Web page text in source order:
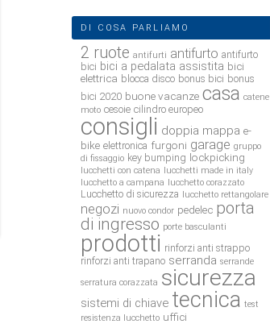
DI COSA PARLIAMO
2 ruote antifurti antifurto antifurto
bici bici a pedalata assistita bici
elettrica blocca disco bonus bici bonus
bici 2020 buone vacanze casa catene
moto cesoie cilindro europeo
consigli doppia mappa e-
bike elettronica furgoni garage gruppo
di fissaggio key bumping lockpicking
lucchetti con catena lucchetti made in italy
lucchetto a campana lucchetto corazzato
Lucchetto di sicurezza lucchetto rettangolare
negozi nuovo condor pedelec porta
di ingresso porte basculanti
prodotti rinforzi anti strappo
rinforzi anti trapano serranda serrande
serratura corazzata sicurezza
sistemi di chiave tecnica test
resistenza lucchetto uffici